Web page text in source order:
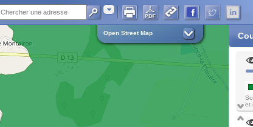
Adresse
Open Street Map
et